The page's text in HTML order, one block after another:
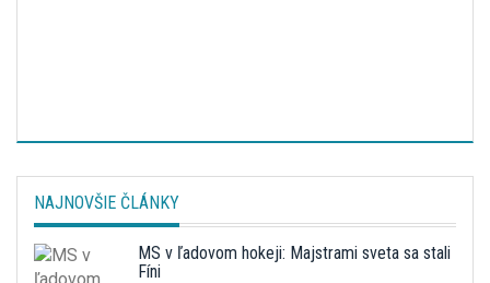
NAJNOVŠIE ČLÁNKY
MS v ľadovom hokeji: Majstrami sveta sa stali
Fíni